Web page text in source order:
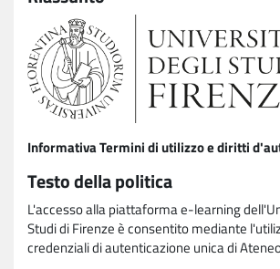
Informativa Termini di utilizzo e diritti
Testo della politica
L'accesso alla piattaforma e-learning
Studi di Firenze è consentito mediante
credenziali di autenticazione unica di